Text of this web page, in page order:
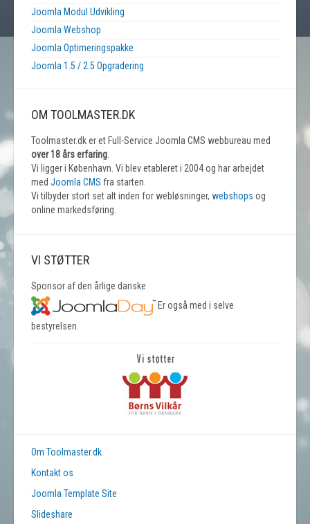
Joomla Modul Udvikling
Joomla Webshop
Joomla Optimeringspakke
Joomla 1.5 / 2.5 Opgradering
OM TOOLMASTER.DK
Toolmaster.dk er et Full-Service Joomla CMS webbureau med
over 18 års erfaring
Vi ligger i København. Vi blev etableret i 2004 og har arbejdet
med Joomla CMS fra starten.
Vi tilbyder stort set alt inden for webløsninger, webshops og
online markedsføring.
VI STØTTER
Sponsor af den årlige danske
Er også med i selve
bestyrelsen.
Om Toolmaster.dk
Kontakt os
Joomla Template Site
Slideshare